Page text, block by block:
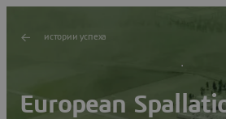
истории успеха
European